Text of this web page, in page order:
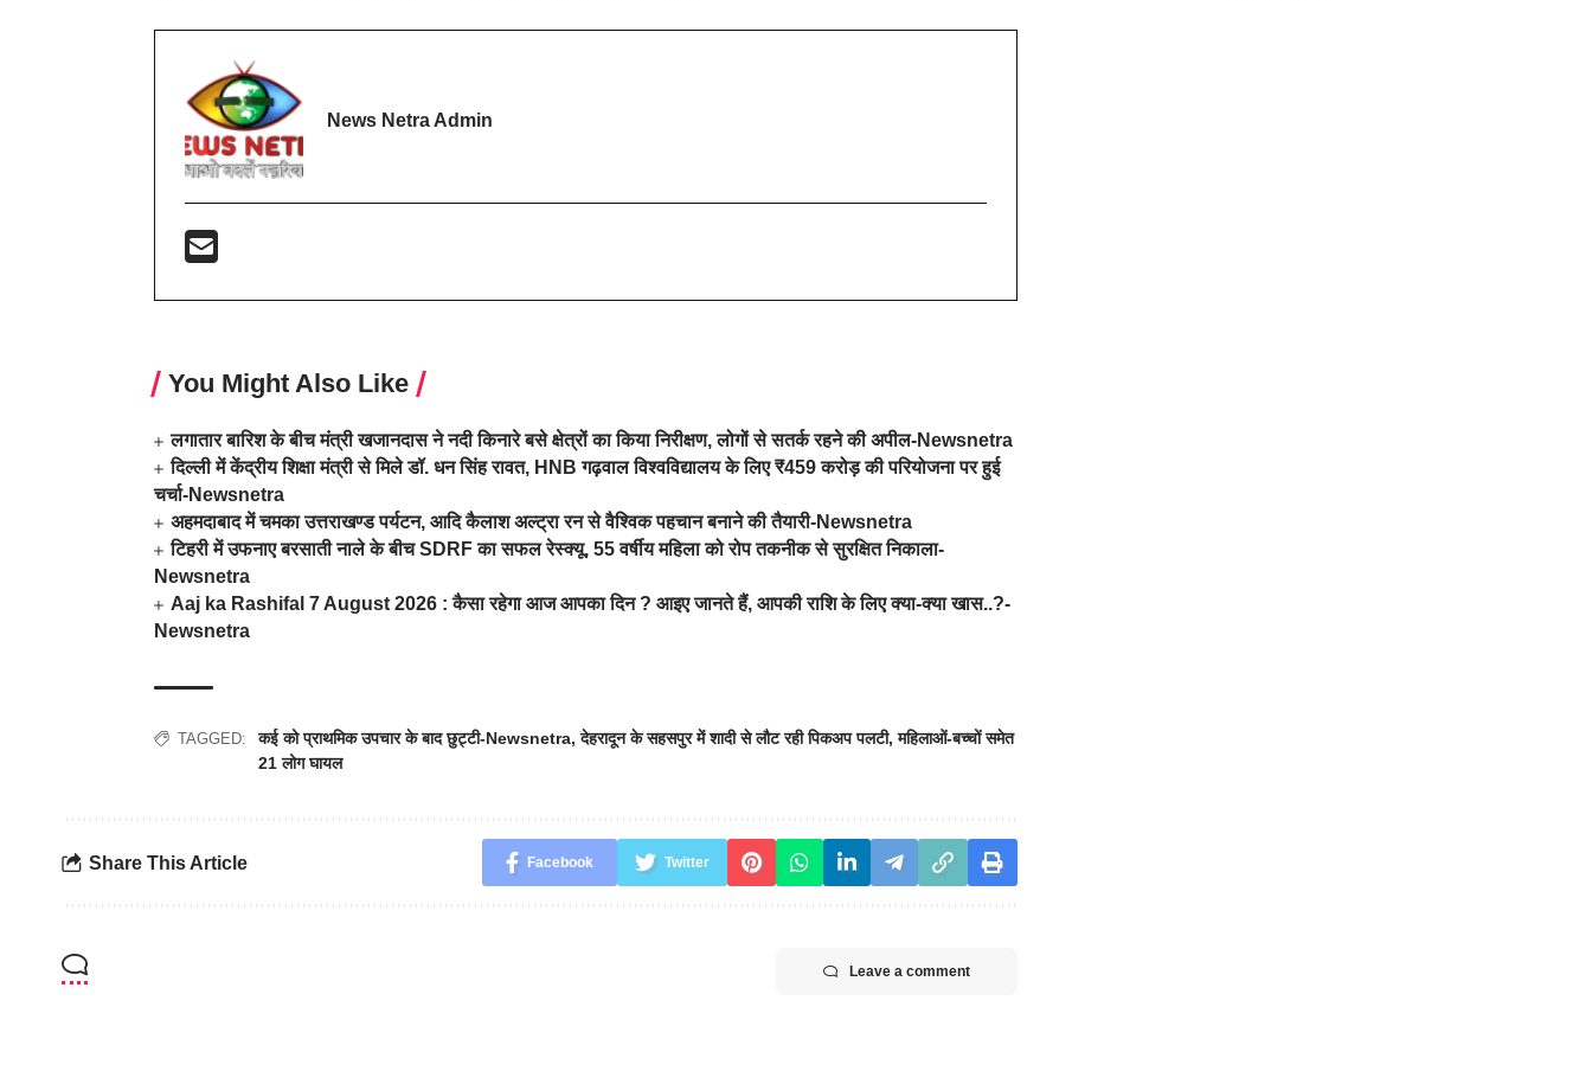
News Netra Admin
You Might Also Like
लगातार बारिश के बीच मंत्री खजानदास ने नदी किनारे बसे क्षेत्रों का किया निरीक्षण, लोगों से सतर्क रहने की अपील-Newsnetra
दिल्ली में केंद्रीय शिक्षा मंत्री से मिले डॉ. धन सिंह रावत, HNB गढ़वाल विश्वविद्यालय के लिए ₹459 करोड़ की परियोजना पर हुई
चर्चा-Newsnetra
अहमदाबाद में चमका उत्तराखण्ड पर्यटन, आदि कैलाश अल्ट्रा रन से वैश्विक पहचान बनाने की तैयारी-Newsnetra
टिहरी में उफनाए बरसाती नाले के बीच SDRF का सफल रेस्क्यू, 55 वर्षीय महिला को रोप तकनीक से सुरक्षित निकाला-
Newsnetra
Aaj ka Rashifal 7 August 2026 : कैसा रहेगा आज आपका दिन ? आइए जानते हैं, आपकी राशि के लिए क्या-क्या खास..?-
Newsnetra
TAGGED: कई को प्राथमिक उपचार के बाद छुट्टी-Newsnetra,देहरादून के सहसपुर में शादी से लौट रही पिकअप पलटी,महिलाओं-बच्चों समेत
21 लोग घायल
Share This Article Facebook Twitter
Leave a comment